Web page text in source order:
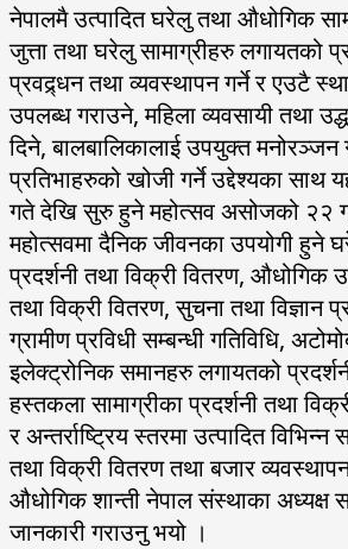
नेपालमै उत्पादित घरेलु तथा औधोगिक
जुत्ता तथा घरेलु सामाग्रीहरु लगायतको
प्रवद्र्धन तथा व्यवस्थापन गर्ने र एउटै
उपलब्ध गराउने, महिला व्यवसायी तथा
दिने, बालबालिकालाई उपयुक्त मनोरञ्जन
प्रतिभाहरुको खोजी गर्ने उद्देश्यका
गते देखि सुरु हुने महोत्सव असोजको २२
महोत्सवमा दैनिक जीवनका उपयोगी हुने
प्रदर्शनी तथा विक्री वितरण, औधोगिक
तथा विक्री वितरण, सुचना तथा विज्ञान
ग्रामीण प्रविधी सम्बन्धी गतिविधि,
इलेक्ट्रोनिक समानहरु लगायतको
हस्तकला सामाग्रीका प्रदर्शनी तथा
र अन्तर्राष्ट्रिय स्तरमा उत्पादित विभिन्न
तथा विक्री वितरण तथा बजार
औधोगिक शान्ती नेपाल संस्थाका अध्यक्ष
जानकारी गराउनु भयो ।